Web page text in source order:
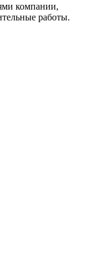
компании,
работы.